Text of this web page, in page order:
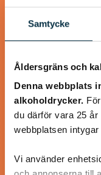
Samtycke
Åldersgräns och
Denna webbplats
alkoholdrycker.
du därför vara 25
webbplatsen
Vi använder
nudlar
blir mer sås än vad